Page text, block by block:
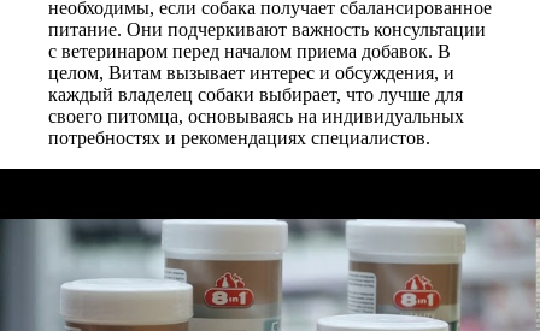
необходимы, если собака получает сбалансированное
питание. Они подчеркивают важность консультации
с ветеринаром перед началом приема добавок. В
целом, Витам вызывает интерес и обсуждения, и
каждый владелец собаки выбирает, что лучше для
своего питомца, основываясь на индивидуальных
потребностях и рекомендациях специалистов.